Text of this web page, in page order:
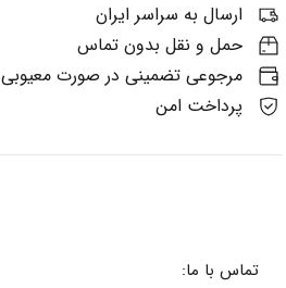
ارسال به سراسر ایران
حمل و نقل بدون تماس
مرجوعی تضمینی در صورت معیوبی
پرداخت امن
تماس با ما: